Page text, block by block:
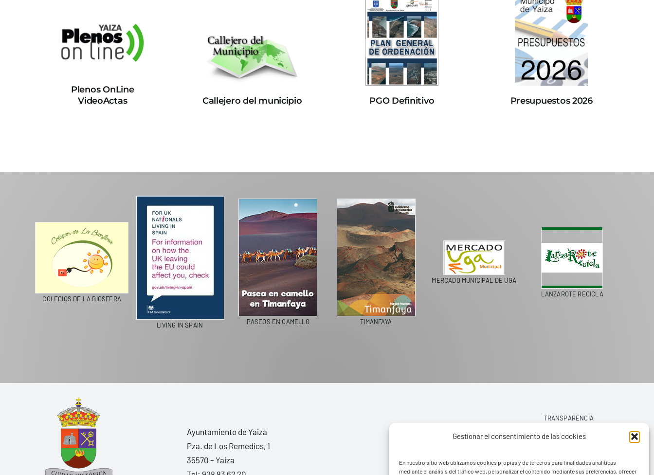
Gestionar el consentimiento de las cookies
En nuestro sitio web utilizamos cookies propias y de terceros para finalidades analíticas
mediante el análisis del tráfico web, personalizar el contenido mediante sus preferencias, ofrecer
Plenos OnLine
VideoActas
Callejero del municipio PGO Definitivo Presupuestos 2026
COLEGIOS DE LA BIOSFERA
LIVING IN SPAIN PASEOS EN CAMELLO TIMANFAYA
MERCADO MUNICIPAL DE UGA
LANZAROTE RECICLA
Ayuntamiento de Yaiza
Pza. de Los Remedios, 1
35570 – Yaiza
TRANSPARENCIA
AVISO LEGAL
POLÍTICA DE PRIVACIDAD